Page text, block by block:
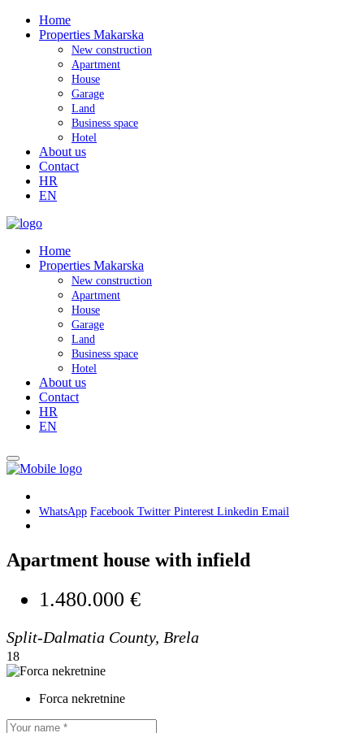
Home
Properties Makarska
New construction
Apartment
House
Garage
Land
Business space
Hotel
About us
Contact
HR
EN
Home
Properties Makarska
New construction
Apartment
House
Garage
Land
Business space
Hotel
About us
Contact
HR
EN
WhatsApp Facebook Twitter Pinterest Linkedin Email
Apartment house with infield
1.480.000 €
Split-Dalmatia County, Brela
18
Forca nekretnine